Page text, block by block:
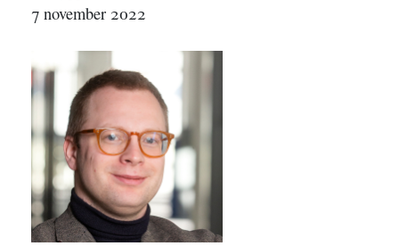
7 november 2022